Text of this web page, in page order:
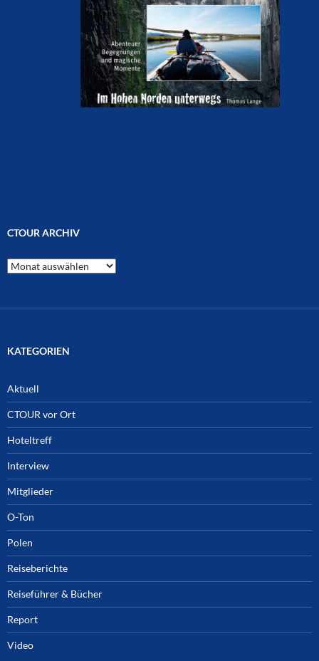
CTOUR ARCHIV
CTOUR
Archiv
KATEGORIEN
Aktuell
CTOUR vor Ort
Hoteltreff
Interview
Mitglieder
O-Ton
Polen
Reiseberichte
Reiseführer & Bücher
Report
Video